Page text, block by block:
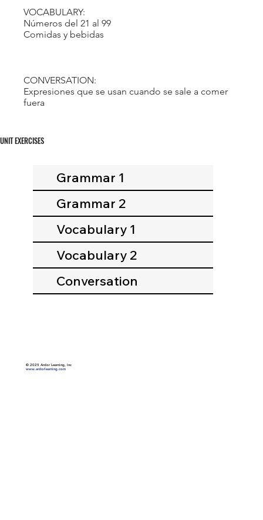
VOCABULARY:
Números del 21 al 99
Comidas y bebidas
CONVERSATION:
Expresiones que se usan cuando se sale a comer
fuera
UNIT EXERCISES
Grammar 1
Grammar 2
Vocabulary 1
Vocabulary 2
Conversation
© 2025 Ardor Learning, Inc
www.ardorlearning.com